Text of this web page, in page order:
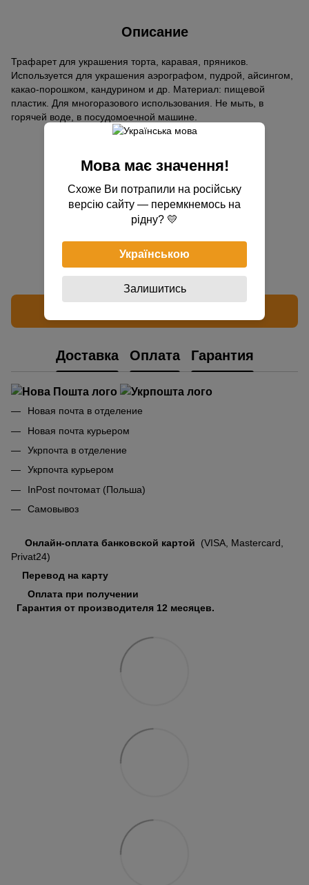
Описание
Трафарет для украшения торта, каравая, пряников.
Используется для украшения аэрографом, пудрой, айсингом,
какао-порошком, кандурином и др. Материал: пищевой
пластик. Для многоразового использования. Не мыть, в
горячей воде, в посудомоечной машине.
Добавьте первый отзыв
Доставка Оплата Гарантия
Новая почта в отделение
Новая почта курьером
Укрпочта в отделение
Укрпочта курьером
InPost почтомат (Польша)
Самовывоз
Онлайн-оплата банковской картой
(VISA, Mastercard,
Privat24)
Перевод на карту
Оплата при получении
Гарантия от производителя 12 месяцев.
Мова має значення!
Схоже Ви потрапили на російську
версію сайту — перемкнемось на
рідну? 💛
Українською
Залишитись